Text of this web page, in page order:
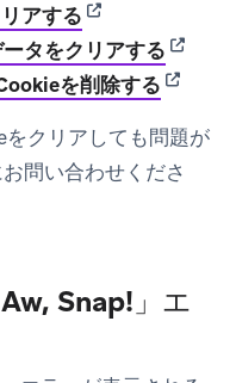
アする (opens in new
タをクリアする
を削除する (opens
クリアしても問題が
問い合わせくださ
Snap!」エ